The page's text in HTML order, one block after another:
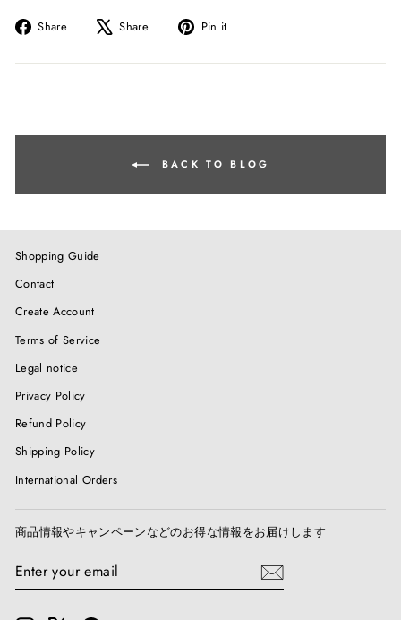
Share
Share
Facebook
Share
Tweet
X
Pin it
Pinterest
BACK TO BLOG
Shopping Guide
Contact
Create Account
Terms of Service
Legal notice
Privacy Policy
Refund Policy
Shipping Policy
International Orders
商品情報やキャンペーンなどのお得な情報をお届けします
YOUR
EMAIL